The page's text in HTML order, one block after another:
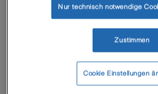
Unsere FirmenSchutz
sowie Waren und Vorräte
die finanziellen Folgen
Nur technisch notwendige
Zustimmen
Cookie Einstellungen